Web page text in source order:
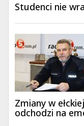
Studenci nie
Zmiany w
odchodzi na